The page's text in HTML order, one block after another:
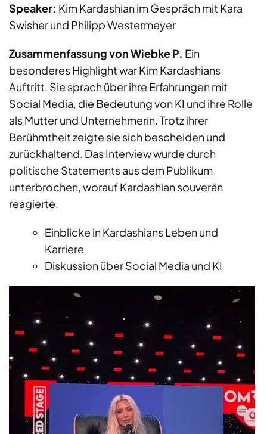
Speaker: Kim Kardashian im Gespräch mit Kara
Swisher und Philipp Westermeyer
Zusammenfassung von Wiebke P. Ein
besonderes Highlight war Kim Kardashians
Auftritt. Sie sprach über ihre Erfahrungen mit
Social Media, die Bedeutung von KI und ihre Rolle
als Mutter und Unternehmerin. Trotz ihrer
Berühmtheit zeigte sie sich bescheiden und
zurückhaltend. Das Interview wurde durch
politische Statements aus dem Publikum
unterbrochen, worauf Kardashian souverän
reagierte.
Einblicke in Kardashians Leben und
Karriere
Diskussion über Social Media und KI